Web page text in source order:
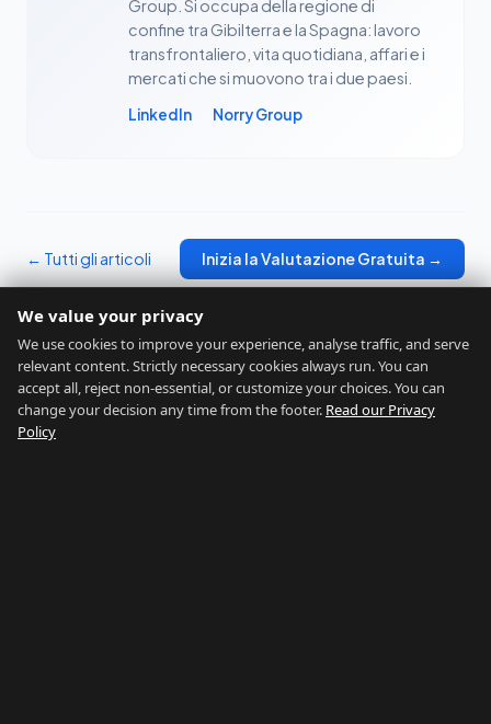
Group. Si occupa della regione di
confine tra Gibilterra e la Spagna: lavoro
transfrontaliero, vita quotidiana, affari e i
mercati che si muovono tra i due paesi.
LinkedIn Norry Group
← Tutti gli articoli Inizia la Valutazione Gratuita →
GIBRALTAR RELOCATION
We value your privacy
We use cookies to improve your experience, analyse traffic, and serve
relevant content. Strictly necessary cookies always run. You can
accept all, reject non-essential, or customize your choices. You can
change your decision any time from the footer. Read our Privacy
Policy